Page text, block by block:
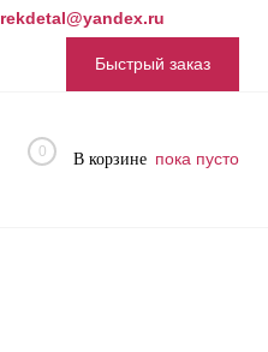
rekdetal@yandex.ru
Быстрый заказ
0 В корзине пока пусто